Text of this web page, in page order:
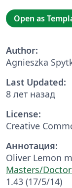
Open as
Author:
Agnieszka
Last Updated:
8 лет назад
License:
Creative
Аннотация:
Oliver Lemon
Masters/
1.43 (17/5/14)